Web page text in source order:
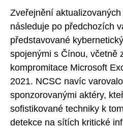
Zveřejnění
následuje po předchozích
představované
spojenými s Čínou, včetně
kompromitace Microsoft
2021. NCSC navíc
sponzorovanými aktéry,
sofistikované techniky k
detekce na sítích kritické